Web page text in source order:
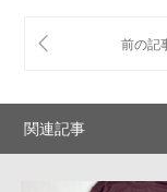
関連記事